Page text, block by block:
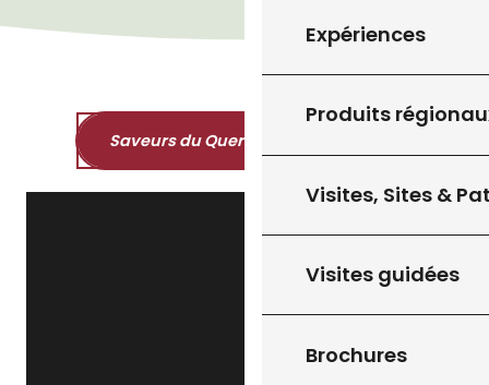
Expériences
Produits
Visites, Sites &
Visites guidées
Brochures
Saveurs du Quercy et du Périgord